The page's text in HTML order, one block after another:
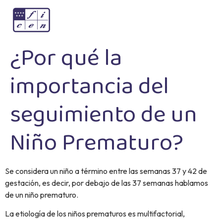
¿Por qué la
importancia del
seguimiento de un
Niño Prematuro?
Se considera un niño a término entre las semanas 37 y 42 de
gestación, es decir, por debajo de las 37 semanas hablamos
de un niño prematuro.
La etiología de los niños prematuros es multifactorial,